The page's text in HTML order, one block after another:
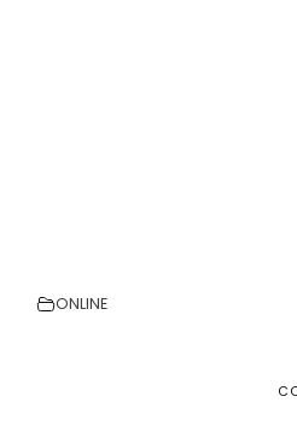
ONLINE